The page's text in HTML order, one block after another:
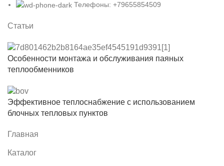
Телефоны: +79655854509
Статьи
Особенности монтажа и обслуживания паяных
теплообменников
Эффективное теплоснабжение с использованием
блочных тепловых пунктов
Главная
Каталог